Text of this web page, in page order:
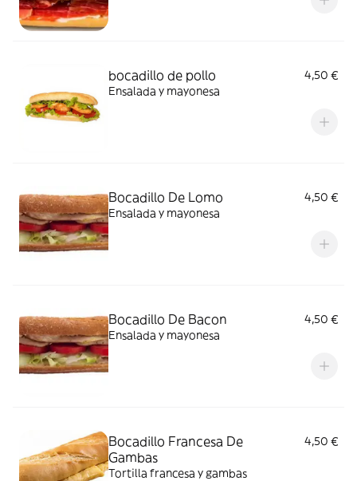
bocadillo de pollo
4,50 €
Ensalada y mayonesa
Bocadillo De Lomo
4,50 €
Ensalada y mayonesa
Bocadillo De Bacon
4,50 €
Ensalada y mayonesa
Bocadillo Francesa De
Gambas
4,50 €
Tortilla francesa y gambas